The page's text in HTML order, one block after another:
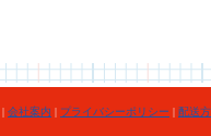
| 会社案内 | プライバシーポリシー | 配送